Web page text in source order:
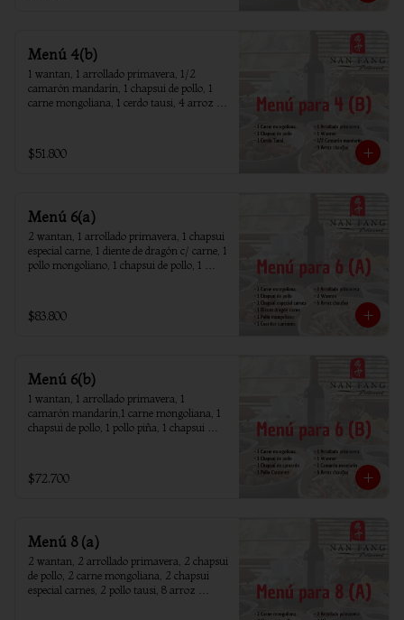
Menú 4(b)
1 wantan, 1 arrollado primavera, 1/2
camarón mandarín, 1 chapsui de pollo, 1
carne mongoliana, 1 cerdo tausi, 4 arroz
$51.800
Menú 6(a)
2 wantan, 1 arrollado primavera, 1 chapsui
especial carne, 1 diente de dragón c/ carne, 1
pollo mongoliano, 1 chapsui de pollo, 1
$83.800
Menú 6(b)
1 wantan, 1 arrollado primavera, 1
camarón mandarín,1 carne mongoliana, 1
chapsui de pollo, 1 pollo piña, 1 chapsui
$72.700
Menú 8 (a)
2 wantan, 2 arrollado primavera, 2 chapsui
de pollo, 2 carne mongoliana, 2 chapsui
especial carnes, 2 pollo tausi, 8 arroz